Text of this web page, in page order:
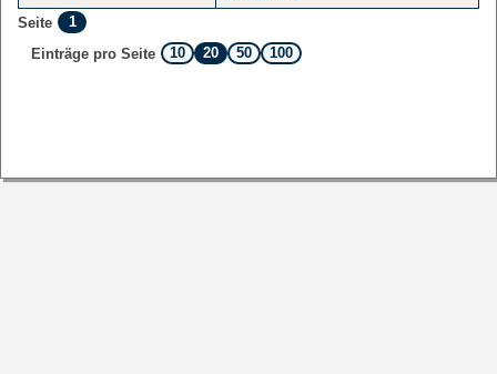
Seite
1
Einträge pro Seite
10 20 50 100